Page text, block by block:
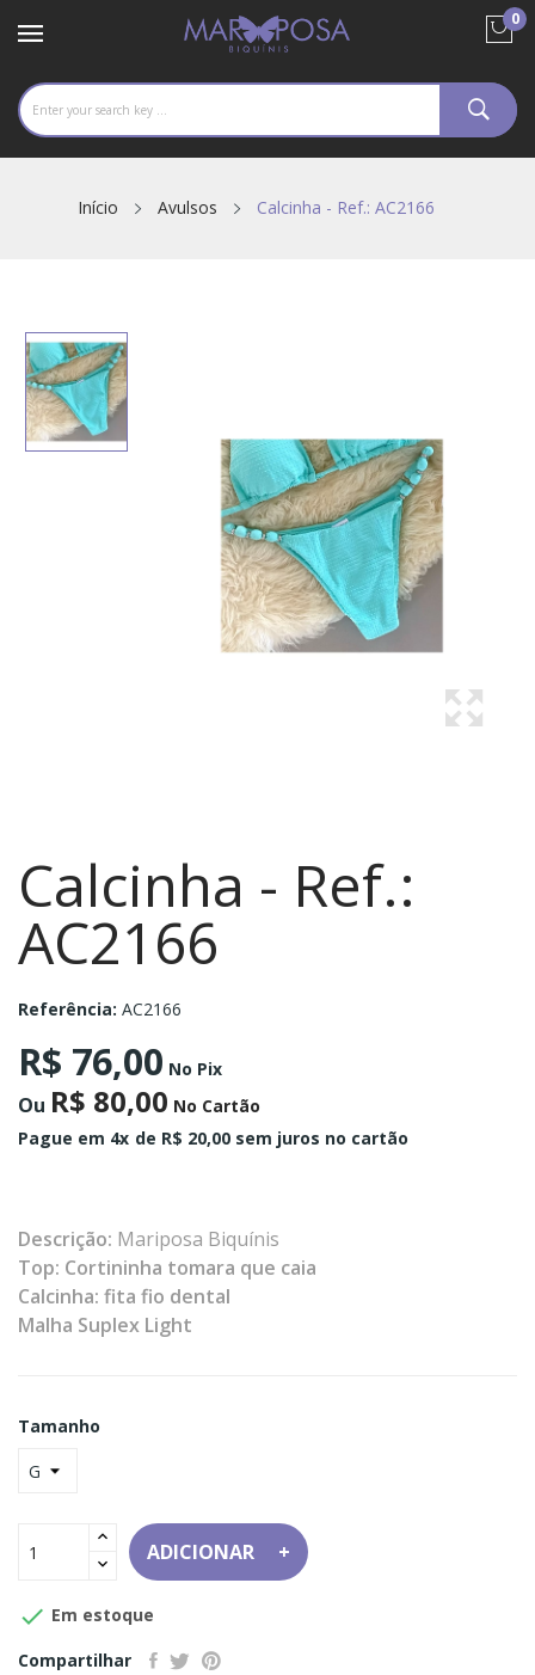
0
Início Avulsos Calcinha - Ref.: AC2166
Calcinha - Ref.:
AC2166
Referência: AC2166
R$ 76,00 No Pix
Ou R$ 80,00 No Cartão
Pague em 4x de R$ 20,00 sem juros no cartão
Descrição: Mariposa Biquínis
Top: Cortininha tomara que caia
Calcinha: fita fio dental
Malha Suplex Light
Tamanho
ADICIONAR
 Em estoque
Compartilhar